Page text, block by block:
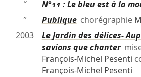
″
N°11 : Le bleu est à la
″
Publiquechorégraphie
2003
Le Jardin des délices-
savions que chanter
François-Michel Pesenti
François-Michel Pesenti